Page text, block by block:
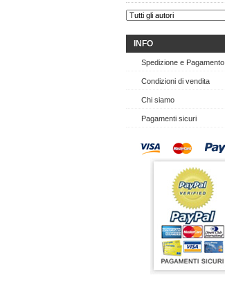
INFO
Spedizione e Pagamento
Condizioni di vendita
Chi siamo
Pagamenti sicuri